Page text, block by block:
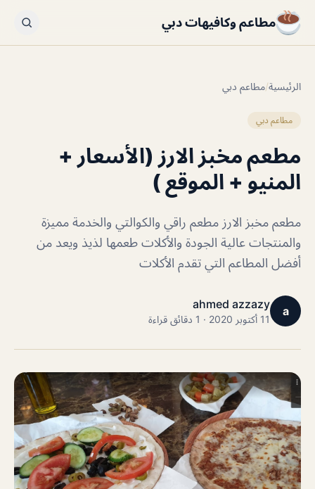
مطاعم وكافيهات دبي
الرئيسية/مطاعم دبي
مطاعم دبي
مطعم مخبز الارز (الأسعار +
المنيو + الموقع )
مطعم مخبز الارز مطعم راقي والكوالتي والخدمة مميزة
والمنتجات عالية الجودة والأكلات طعمها لذيذ ويعد من
أفضل المطاعم التي تقدم الأكلات
a
ahmed azzazy
11 أكتوبر 2020 · 1 دقائق قراءة